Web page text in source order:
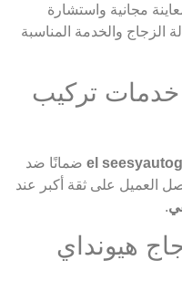
مجانية واستشارة
الزجاج والخدمة المناسبة
تركيب
ضمانًا ضد
العميل على ثقة أكبر عند
.
هيونداي